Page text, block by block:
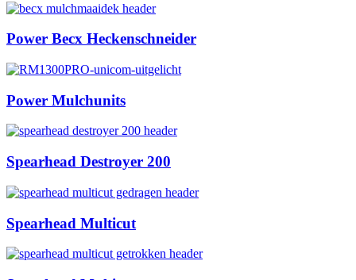
Power Becx Heckenschneider
Power Mulchunits
Spearhead Destroyer 200
Spearhead Multicut